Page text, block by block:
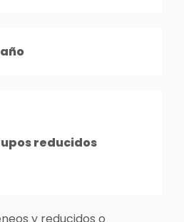
reducidos
y reducidos o